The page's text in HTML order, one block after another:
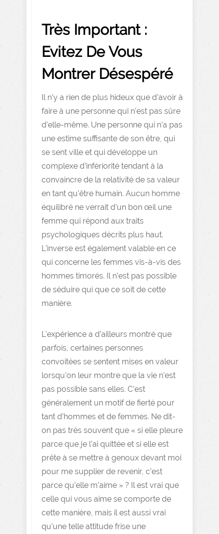
Très Important :
Evitez De Vous
Montrer Désespéré
Il n’y a rien de plus hideux que d’avoir à
faire à une personne qui n’est pas sûre
d’elle-même. Une personne qui n’a pas
une estime suffisante de son être, qui
se sent ville et qui développe un
complexe d’infériorité tendant à la
convaincre de la relativité de sa valeur
en tant qu’être humain. Aucun homme
équilibré ne verrait d’un bon œil une
femme qui répond aux traits
psychologiques décrits plus haut.
L’inverse est également valable en ce
qui concerne les femmes vis-à-vis des
hommes timorés. Il n’est pas possible
de séduire qui que ce soit de cette
manière.
L’expérience a d’ailleurs montré que
parfois, certaines personnes
convoitées se sentent mises en valeur
lorsqu’on leur montre que la vie n’est
pas possible sans elles. C’est
généralement un motif de fierté pour
tant d’hommes et de femmes. Ne dit-
on pas très souvent que « si elle pleure
parce que je l’ai quittée et si elle est
prête à se mettre à genoux devant moi
pour me supplier de revenir, c’est
parce qu’elle m’aime » ? Il est vrai que
celle qui vous aime se comporte de
cette manière, mais il est aussi vrai
qu’une telle attitude frise une